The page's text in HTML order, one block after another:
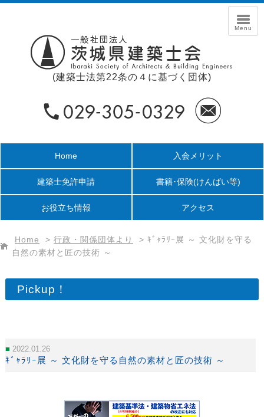
(建築士法第22条の４に基づく団体)
Home 入会メリット
建築士免許申請 書籍･保険(けんばい等)
お役立ち情報 アクセス
Home > 行政・関係団体より > ｷﾞｬﾗﾘｰ展 ～ 文化財を守る
自然の素材と匠の技術 ～
Pickup！
2022.01.26
ｷﾞｬﾗﾘｰ展 ～ 文化財を守る自然の素材と匠の技術 ～